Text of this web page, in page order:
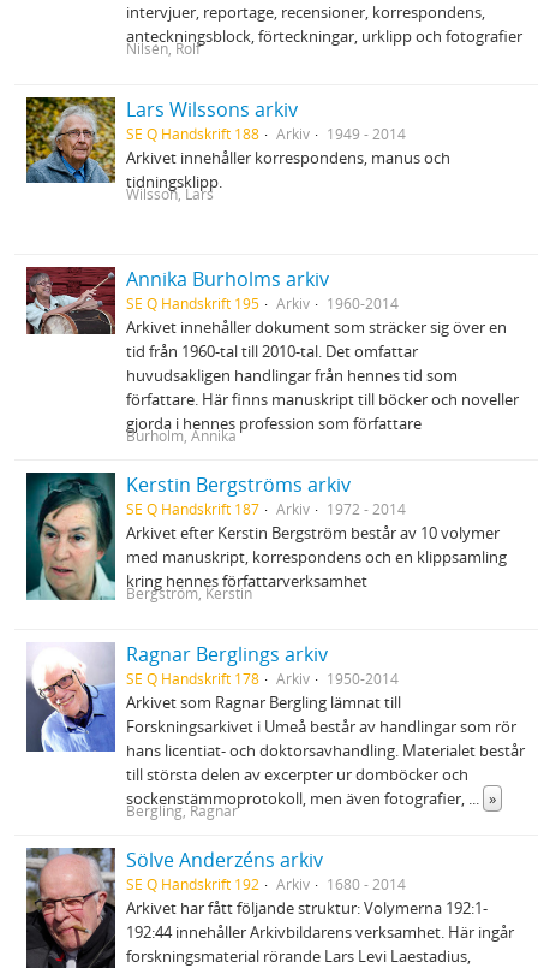
intervjuer, reportage, recensioner, korrespondens,
anteckningsblock, förteckningar, urklipp och fotografier
Nilsén, Rolf
Lars Wilssons arkiv
SE Q Handskrift 188 Arkiv 1949 - 2014
Arkivet innehåller korrespondens, manus och
tidningsklipp.
Wilsson, Lars
Annika Burholms arkiv
SE Q Handskrift 195 Arkiv 1960-2014
Arkivet innehåller dokument som sträcker sig över en
tid från 1960-tal till 2010-tal. Det omfattar
huvudsakligen handlingar från hennes tid som
författare. Här finns manuskript till böcker och noveller
gjorda i hennes profession som författare
Burholm, Annika
Kerstin Bergströms arkiv
SE Q Handskrift 187 Arkiv 1972 - 2014
Arkivet efter Kerstin Bergström består av 10 volymer
med manuskript, korrespondens och en klippsamling
kring hennes författarverksamhet
Bergström, Kerstin
Ragnar Berglings arkiv
SE Q Handskrift 178 Arkiv 1950-2014
Arkivet som Ragnar Bergling lämnat till
Forskningsarkivet i Umeå består av handlingar som rör
hans licentiat- och doktorsavhandling. Materialet består
till största delen av excerpter ur domböcker och
sockenstämmoprotokoll, men även fotografier, ... »
Bergling, Ragnar
Sölve Anderzéns arkiv
SE Q Handskrift 192 Arkiv 1680 - 2014
Arkivet har fått följande struktur: Volymerna 192:1-
192:44 innehåller Arkivbildarens verksamhet. Här ingår
forskningsmaterial rörande Lars Levi Laestadius,